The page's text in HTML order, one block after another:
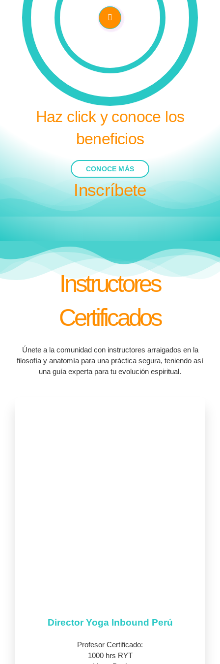
Haz click y conoce los
beneficios
CONOCE MÁS
Inscríbete
Instructores
Certificados
Únete a la comunidad con instructores arraigados en la
filosofía y anatomía para una práctica segura, teniendo así
una guía experta para tu evolución espiritual.
Director Yoga Inbound Perú
Profesor Certificado:
1000 hrs RYT